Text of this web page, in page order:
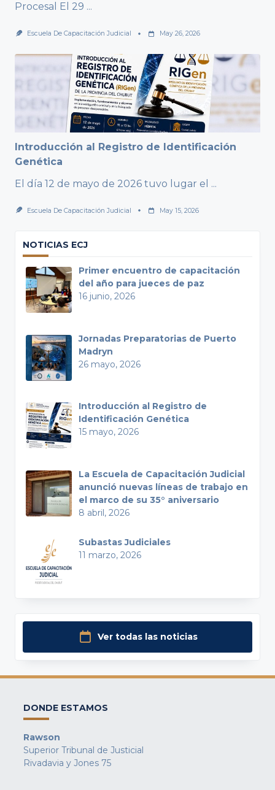
Procesal El 29 ...
Escuela De Capacitación Judicial May 26, 2026
Introducción al Registro de Identificación
Genética
El día 12 de mayo de 2026 tuvo lugar el ...
Escuela De Capacitación Judicial May 15, 2026
NOTICIAS ECJ
Primer encuentro de capacitación
del año para jueces de paz
16 junio, 2026
Jornadas Preparatorias de Puerto
Madryn
26 mayo, 2026
Introducción al Registro de
Identificación Genética
15 mayo, 2026
La Escuela de Capacitación Judicial
anunció nuevas líneas de trabajo en
el marco de su 35° aniversario
8 abril, 2026
Subastas Judiciales
11 marzo, 2026
Ver todas las noticias
DONDE ESTAMOS
Rawson
Superior Tribunal de Justicial
Rivadavia y Jones 75